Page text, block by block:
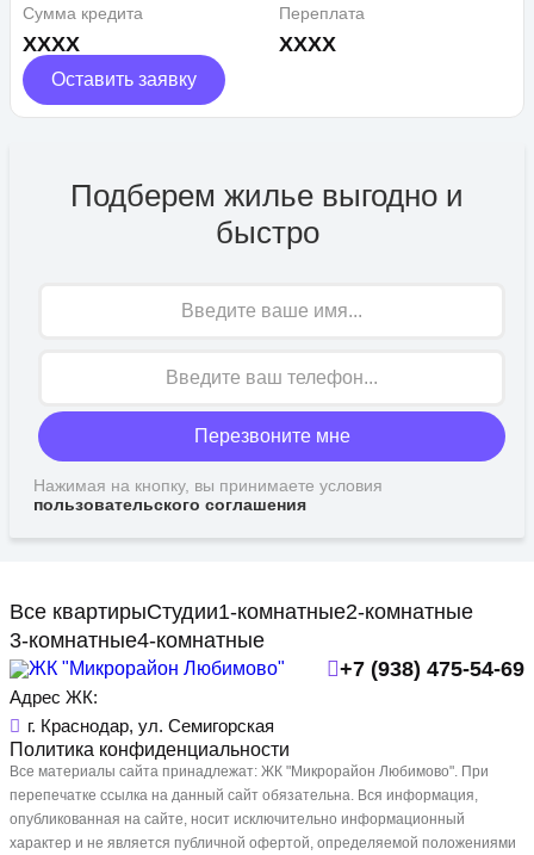
Сумма кредита
XXXX
Переплата
XXXX
Оставить заявку
Подберем жилье выгодно и
быстро
Перезвоните мне
Нажимая на кнопку, вы принимаете условия
пользовательского соглашения
Все квартирыСтудии1-комнатные2-комнатные
3-комнатные4-комнатные
Адрес ЖК:
г. Краснодар, ул. Семигорская
+7 (938) 475-54-69
Политика конфиденциальности
Все материалы сайта принадлежат: ЖК "Микрорайон Любимово". При
перепечатке ссылка на данный сайт обязательна. Вся информация,
опубликованная на сайте, носит исключительно информационный
характер и не является публичной офертой, определяемой положениями